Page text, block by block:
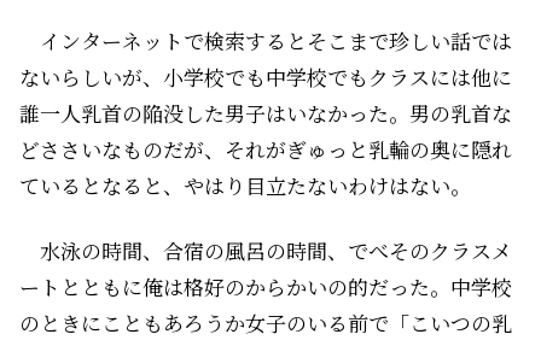
インターネットで検索するとそこまで珍しい話では
ないらしいが、小学校でも中学校でもクラスには他に
誰一人乳首の陥没した男子はいなかった。男の乳首な
どささいなものだが、それがぎゅっと乳輪の奥に隠れ
ているとなると、やはり目立たないわけはない。
水泳の時間、合宿の風呂の時間、でべそのクラスメ
ートとともに俺は格好のからかいの的だった。中学校
のときにこともあろうか女子のいる前で「こいつの乳